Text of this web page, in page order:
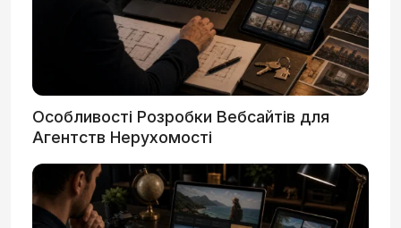
Особливості Розробки Вебсайтів для
Агентств Нерухомості